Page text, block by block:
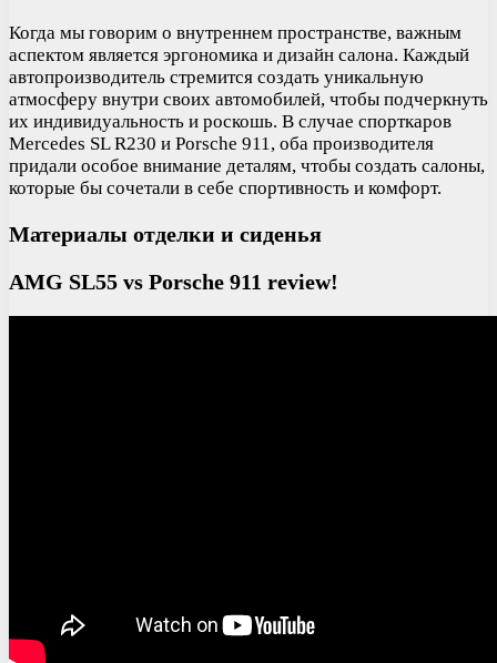
Когда мы говорим о внутреннем пространстве, важным
аспектом является эргономика и дизайн салона. Каждый
автопроизводитель стремится создать уникальную
атмосферу внутри своих автомобилей, чтобы подчеркнуть
их индивидуальность и роскошь. В случае спорткаров
Mercedes SL R230 и Porsche 911, оба производителя
придали особое внимание деталям, чтобы создать салоны,
которые бы сочетали в себе спортивность и комфорт.
Материалы отделки и сиденья
AMG SL55 vs Porsche 911 review!